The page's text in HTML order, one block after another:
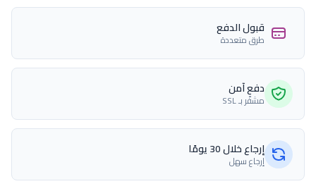
قبول الدفع
طرق متعددة
دفع آمن
مشفّر بـ SSL
إرجاع خلال 30 يومًا
إرجاع سهل